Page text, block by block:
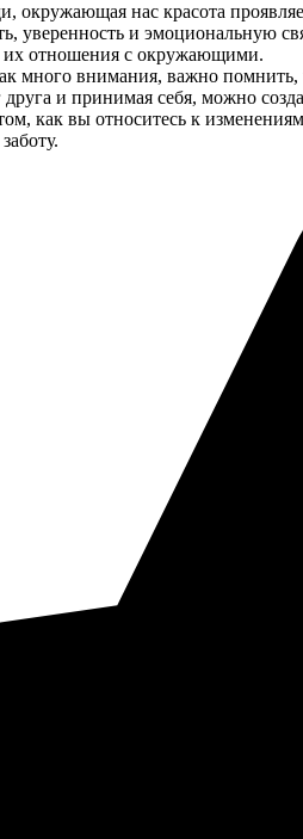
окружающая нас красота
уверенность и эмоциональную
их отношения с окружающими.
много внимания, важно
и принимая себя, можно
как вы относитесь к